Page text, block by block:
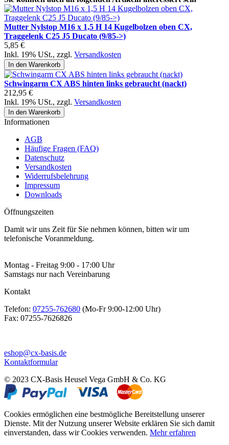
Mutter Nylstop M16 x 1,5 H 14 Kugelbolzen oben CX,
Traggelenk C25 J5 Ducato (9/85->)
5,85 €
Inkl. 19% USt., zzgl. Versandkosten
In den Warenkorb
Schwingarm CX ABS hinten links gebraucht (nackt)
212,95 €
Inkl. 19% USt., zzgl. Versandkosten
In den Warenkorb
Informationen
AGB
Häufige Fragen (FAQ)
Datenschutz
Versandkosten
Widerrufsbelehrung
Impressum
Downloads
Öffnungszeiten
Damit wir uns Zeit für Sie nehmen können, bitten wir um
telefonische Voranmeldung.
Montag - Freitag 9:00 - 17:00 Uhr
Samstags nur nach Vereinbarung
Kontakt
Telefon: 07255-762680 (Mo-Fr 9:00-12:00 Uhr)
Fax: 07255-7626826
eshop@cx-basis.de
Kontaktformular
© 2023 CX-Basis Heusel Vega GmbH & Co. KG
Cookies ermöglichen eine bestmögliche Bereitstellung unserer
Dienste. Mit der Nutzung unserer Website erklären Sie sich damit
einverstanden, dass wir Cookies verwenden. Mehr erfahren